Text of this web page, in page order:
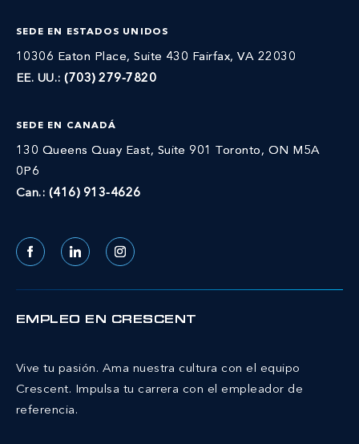
SEDE EN ESTADOS UNIDOS
10306 Eaton Place, Suite 430 Fairfax, VA 22030
EE. UU.:(703) 279-7820
SEDE EN CANADÁ
130 Queens Quay East, Suite 901 Toronto, ON M5A
0P6
Can.: (416) 913-4626
FacebookLinkedIn Instagram
EMPLEO EN CRESCENT
Vive tu pasión. Ama nuestra cultura con el equipo
Crescent.
Impulsa tu carrera con el empleador de
referencia.